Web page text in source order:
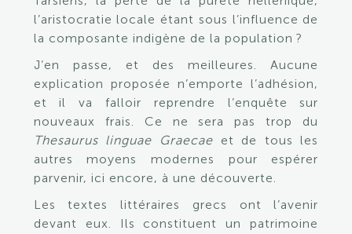
l’aristocratie locale étant sous l’influence de
la composante indigène de la population ?
J’en passe, et des meilleures. Aucune
explication proposée n’emporte l’adhésion,
et il va falloir reprendre l’enquête sur
nouveaux frais. Ce ne sera pas trop du
Thesaurus linguae Graecaeet de tous les
autres moyens modernes pour espérer
parvenir, ici encore, à une découverte.
Les textes littéraires grecs ont l’avenir
devant eux. Ils constituent un patrimoine